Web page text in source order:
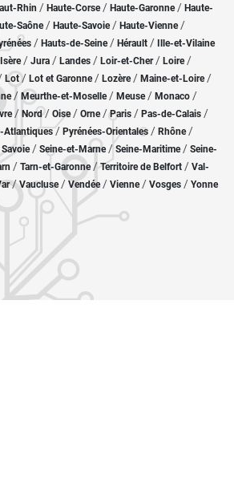
Rhin / Haute-Corse/ Haute-Garonne/ Haute-
Saône/ Haute-Savoie/ Haute-Vienne/
/ Hauts-de-Seine/ Hérault / Ille-et-Vilaine
Isère/ Jura / Landes / Loir-et-Cher/ Loire/
Lot/ Lot et Garonne/ Lozère / Maine-et-Loire/
/ Meurthe-et-Moselle/ Meuse/ Monaco /
/ Nord/ Oise / Orne/Paris / Pas-de-Calais /
Atlantiques / Pyrénées-Orientales / Rhône/
Savoie/ Seine-et-Marne/ Seine-Maritime/ Seine-
/ Tarn-et-Garonne/Territoire de Belfort / Val-
/Vaucluse/ Vendée/ Vienne/ Vosges / Yonne